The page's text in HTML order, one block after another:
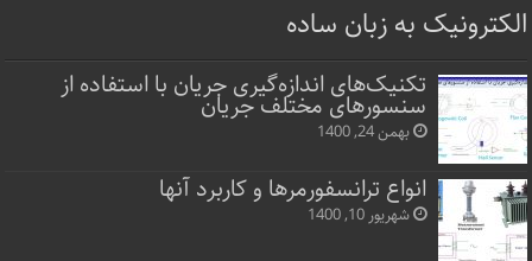
الکترونیک به زبان ساده
تکنیک‌های اندازه‌گیری جریان با استفاده از
سنسورهای مختلف جریان
بهمن 24, 1400
انواع ترانسفورمرها و کاربرد آنها
شهریور 10, 1400